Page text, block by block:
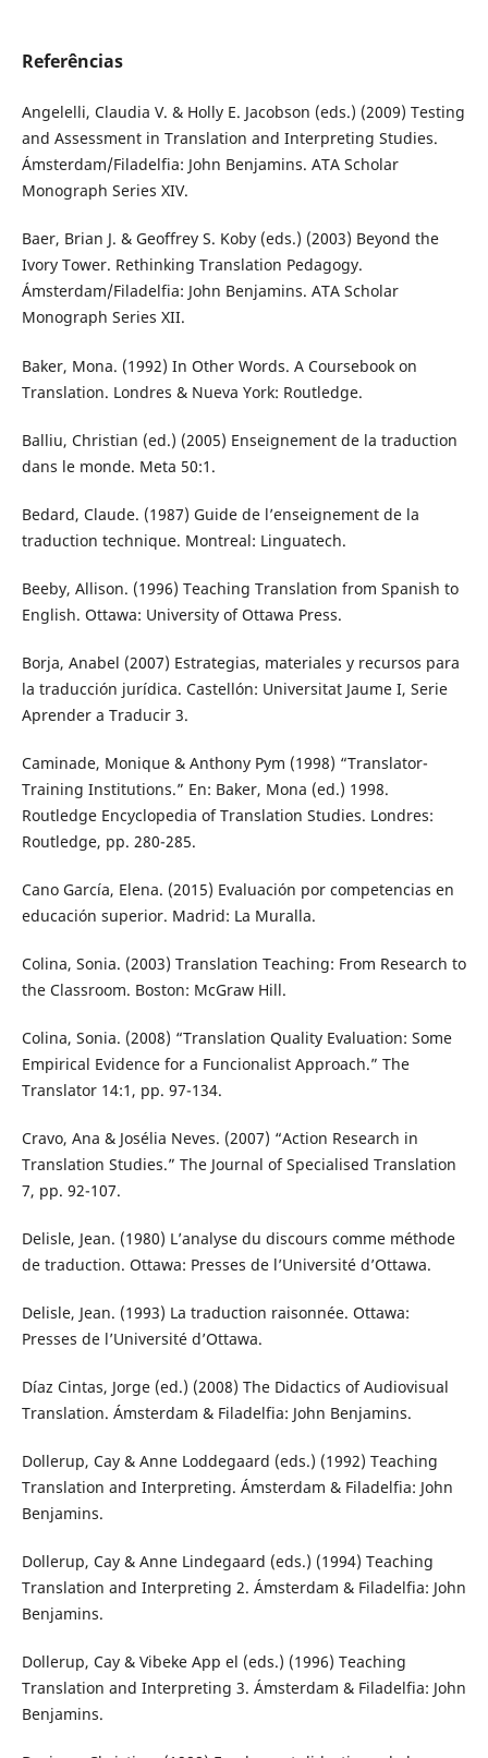
Referências
Angelelli, Claudia V. & Holly E. Jacobson (eds.) (2009) Testing
and Assessment in Translation and Interpreting Studies.
Ámsterdam/Filadelfia: John Benjamins. ATA Scholar
Monograph Series XIV.
Baer, Brian J. & Geoffrey S. Koby (eds.) (2003) Beyond the
Ivory Tower. Rethinking Translation Pedagogy.
Ámsterdam/Filadelfia: John Benjamins. ATA Scholar
Monograph Series XII.
Baker, Mona. (1992) In Other Words. A Coursebook on
Translation. Londres & Nueva York: Routledge.
Balliu, Christian (ed.) (2005) Enseignement de la traduction
dans le monde. Meta 50:1.
Bedard, Claude. (1987) Guide de l’enseignement de la
traduction technique. Montreal: Linguatech.
Beeby, Allison. (1996) Teaching Translation from Spanish to
English. Ottawa: University of Ottawa Press.
Borja, Anabel (2007) Estrategias, materiales y recursos para
la traducción jurídica. Castellón: Universitat Jaume I, Serie
Aprender a Traducir 3.
Caminade, Monique & Anthony Pym (1998) “Translator-
Training Institutions.” En: Baker, Mona (ed.) 1998.
Routledge Encyclopedia of Translation Studies. Londres:
Routledge, pp. 280-285.
Cano García, Elena. (2015) Evaluación por competencias en
educación superior. Madrid: La Muralla.
Colina, Sonia. (2003) Translation Teaching: From Research to
the Classroom. Boston: McGraw Hill.
Colina, Sonia. (2008) “Translation Quality Evaluation: Some
Empirical Evidence for a Funcionalist Approach.” The
Translator 14:1, pp. 97-134.
Cravo, Ana & Josélia Neves. (2007) “Action Research in
Translation Studies.” The Journal of Specialised Translation
7, pp. 92-107.
Delisle, Jean. (1980) L’analyse du discours comme méthode
de traduction. Ottawa: Presses de l’Université d’Ottawa.
Delisle, Jean. (1993) La traduction raisonnée. Ottawa:
Presses de l’Université d’Ottawa.
Díaz Cintas, Jorge (ed.) (2008) The Didactics of Audiovisual
Translation. Ámsterdam & Filadelfia: John Benjamins.
Dollerup, Cay & Anne Loddegaard (eds.) (1992) Teaching
Translation and Interpreting. Ámsterdam & Filadelfia: John
Benjamins.
Dollerup, Cay & Anne Lindegaard (eds.) (1994) Teaching
Translation and Interpreting 2. Ámsterdam & Filadelfia: John
Benjamins.
Dollerup, Cay & Vibeke App el (eds.) (1996) Teaching
Translation and Interpreting 3. Ámsterdam & Filadelfia: John
Benjamins.